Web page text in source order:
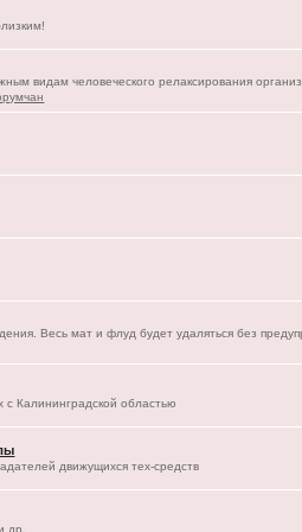
видам человеческого релаксирования
Весь мат и флуд будет удаляться без
Калининградской областью
движущихся тех-средств
др.